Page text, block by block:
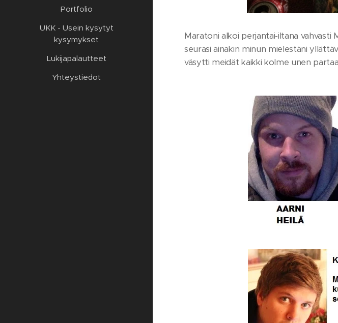
Portfolio
UKK - Usein kysytyt
kysymykset
Lukijapalautteet
Yhteystiedot
Maratoni alkoi perjantai-iltana vahvasti
seurasi ainakin minun mielestäni
väsytti meidät kaikki kolme unen